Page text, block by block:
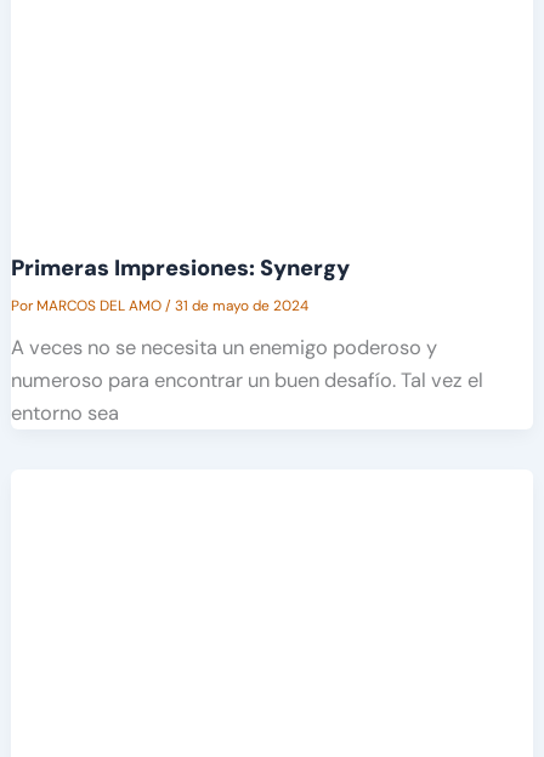
Primeras Impresiones: Synergy
PorMARCOS DEL AMO/31 de mayo de 2024
A veces no se necesita un enemigo poderoso y
numeroso para encontrar un buen desafío. Tal vez el
entorno sea